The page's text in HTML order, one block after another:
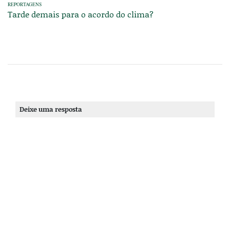
REPORTAGENS
Tarde demais para o acordo do clima?
Deixe uma resposta